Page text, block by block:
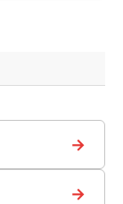
→
→